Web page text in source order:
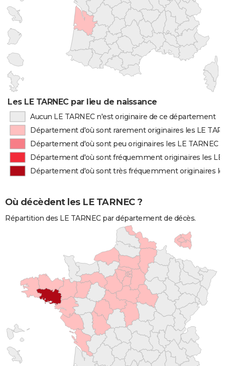
Les LE TARNEC par lieu de naissance
Aucun LE TARNEC n'est originaire de ce département
Département d'où sont rarement originaires les LE
Département d'où sont peu originaires les LE TARNEC
Département d'où sont fréquemment originaires les LE
Département d'où sont très fréquemment originaires
Où décèdent les LE TARNEC ?
Répartition des LE TARNEC par département de décès.